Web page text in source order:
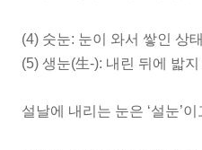
(4) 숫눈: 눈이 와서 쌓인 상
(5) 생눈(生-): 내린 뒤에 밟
설날에 내리는 눈은 ‘설눈’